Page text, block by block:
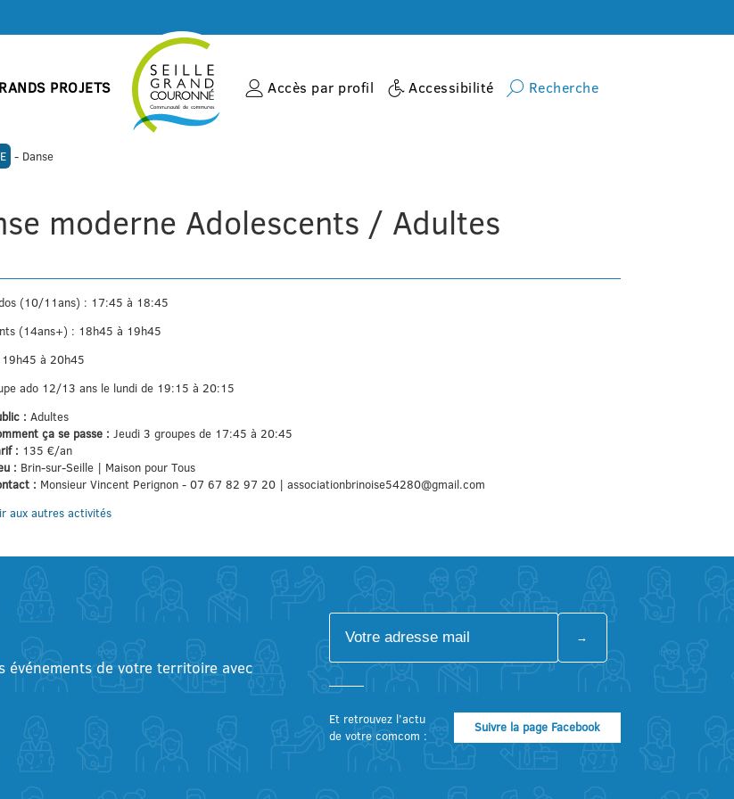
PROJETS Accès par profil Accessibilité Recherche
- Danse
moderne Adolescents / Adultes
(10/11ans) : 17:45 à 18:45
(14ans+) : 18h45 à 19h45
à 20h45
ado 12/13 ans le lundi de 19:15 à 20:15
: Adultes
ça se passe : Jeudi 3 groupes de 17:45 à 20:45
: 135 €/an
: Brin-sur-Seille | Maison pour Tous
: Monsieur Vincent Perignon - 07 67 82 97 20 | associationbrinoise54280@gmail.com
aux autres activités
événements de votre territoire avec
Et retrouvez l’actu
de votre comcom :
Suivre la page Facebook